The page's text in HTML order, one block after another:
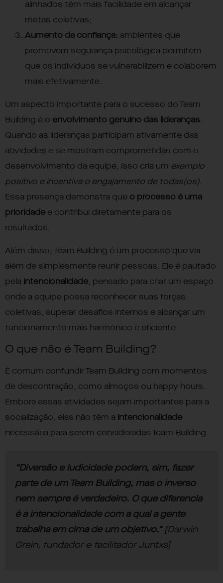
alinhados têm mais facilidade em alcançar
metas coletivas;
Aumento da confiança: ambientes que
promovem segurança psicológica permitem
que os indivíduos se vulnerabilizem e colaborem
mais efetivamente.
Um aspecto importante para o sucesso do Team
Building é o envolvimento genuíno das lideranças.
Quando as lideranças participam ativamente das
atividades e se mostram comprometidas com o
desenvolvimento da equipe, isso cria um exemplo
positivo e incentiva o engajamento de todas(os).
Essa presença demonstra que o processo é uma
prioridade e contribui diretamente para os
resultados.
Além disso, Team Building é um processo que vai
além de simplesmente reunir pessoas. Ele é pautado
pela intencionalidade , pensado para criar um espaço
onde a equipe possa reconhecer suas forças
coletivas, superar desafios internos e alcançar um
funcionamento mais harmônico e eficiente.
O que não é Team Building?
É comum confundir Team Building com momentos
de descontração, como almoços ou happy hours.
Embora essas atividades sejam importantes para a
socialização, elas não têm a intencionalidade
necessária para serem consideradas Team Building.
“Diversão e ludicidade podem, sim, fazer
parte de um Team Building, mas o inverso
nem sempre é verdadeiro. O que diferencia
é a intencionalidade com a qual a gente
trabalha em cima de um objetivo.”[Darwin
Grein, fundador e facilitador Juntxs]